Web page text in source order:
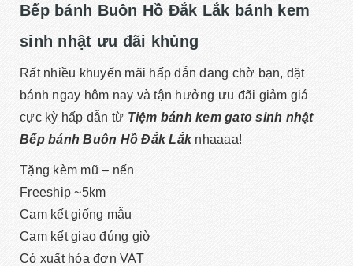
Bếp bánh Buôn Hồ Đắk Lắk bánh kem
sinh nhật ưu đãi khủng
Rất nhiều khuyến mãi hấp dẫn đang chờ bạn, đặt
bánh ngay hôm nay và tận hưởng ưu đãi giảm giá
cực kỳ hấp dẫn từ Tiệm bánh kem gato sinh nhật
Bếp bánh Buôn Hồ Đắk Lắknhaaaa!
Tặng kèm mũ – nến
Freeship ~5km
Cam kết giống mẫu
Cam kết giao đúng giờ
Có xuất hóa đơn VAT